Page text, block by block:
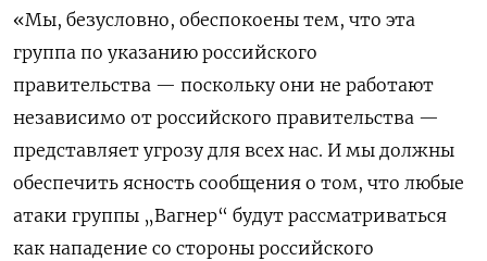
«Мы, безусловно, обеспокоены тем, что эта
группа по указанию российского
правительства — поскольку они не работают
независимо от российского правительства —
представляет угрозу для всех нас. И мы должны
обеспечить ясность сообщения о том, что любые
атаки группы „Вагнер“ будут рассматриваться
как нападение со стороны российского